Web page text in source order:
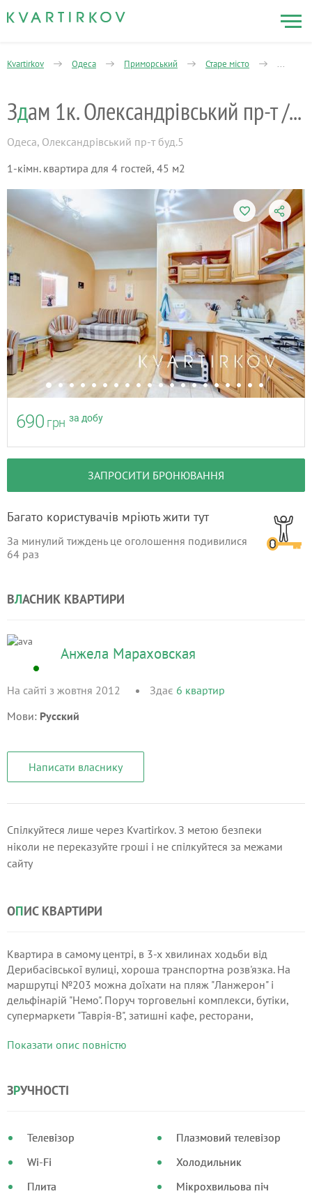
Kvartirkov Одеса Приморський Старе місто 1-
Зд ам 1к. Олександрівський пр-т / Грецька
Одеса, Олександрівський пр-т буд.5
1-кімн. квартира для 4 гостей, 45 м2
690 грн за добу
ЗАПРОСИТИ БРОНЮВАННЯ
Багато користувачів мріють жити тут
За минулий тиждень це оголошення подивилися
64 раз
ВЛАСНИК КВАРТИРИ
Анжела Мараховская
На сайті з жовтня 2012 Здає 6 квартир
Мови: Русский
Написати власнику
Спілкуйтеся лише через Kvartirkov. З метою безпеки
ніколи не переказуйте гроші і не спілкуйтеся за межами
сайту
ОПИС КВАРТИРИ
Квартира в самому центрі, в 3-х хвилинах ходьби від
Дерибасівської вулиці, хороша транспортна розв'язка. На
маршрутці №203 можна доїхати на пляж "Ланжерон" і
дельфінарій "Немо". Поруч торговельні комплекси, бутіки,
супермаркети "Таврія-В", затишні кафе, ресторани,
Показати опис повністю
ЗРУЧНОСТІ
Телевізор
Wi-Fi
Плита
Плазмовий телевізор
Холодильник
Мікрохвильова піч